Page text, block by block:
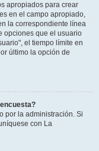
apropiados para crear
en el campo apropiado,
la correspondiente línea
opciones que el usuario
el tiempo límite en
último la opción de
por la administración. Si
con La